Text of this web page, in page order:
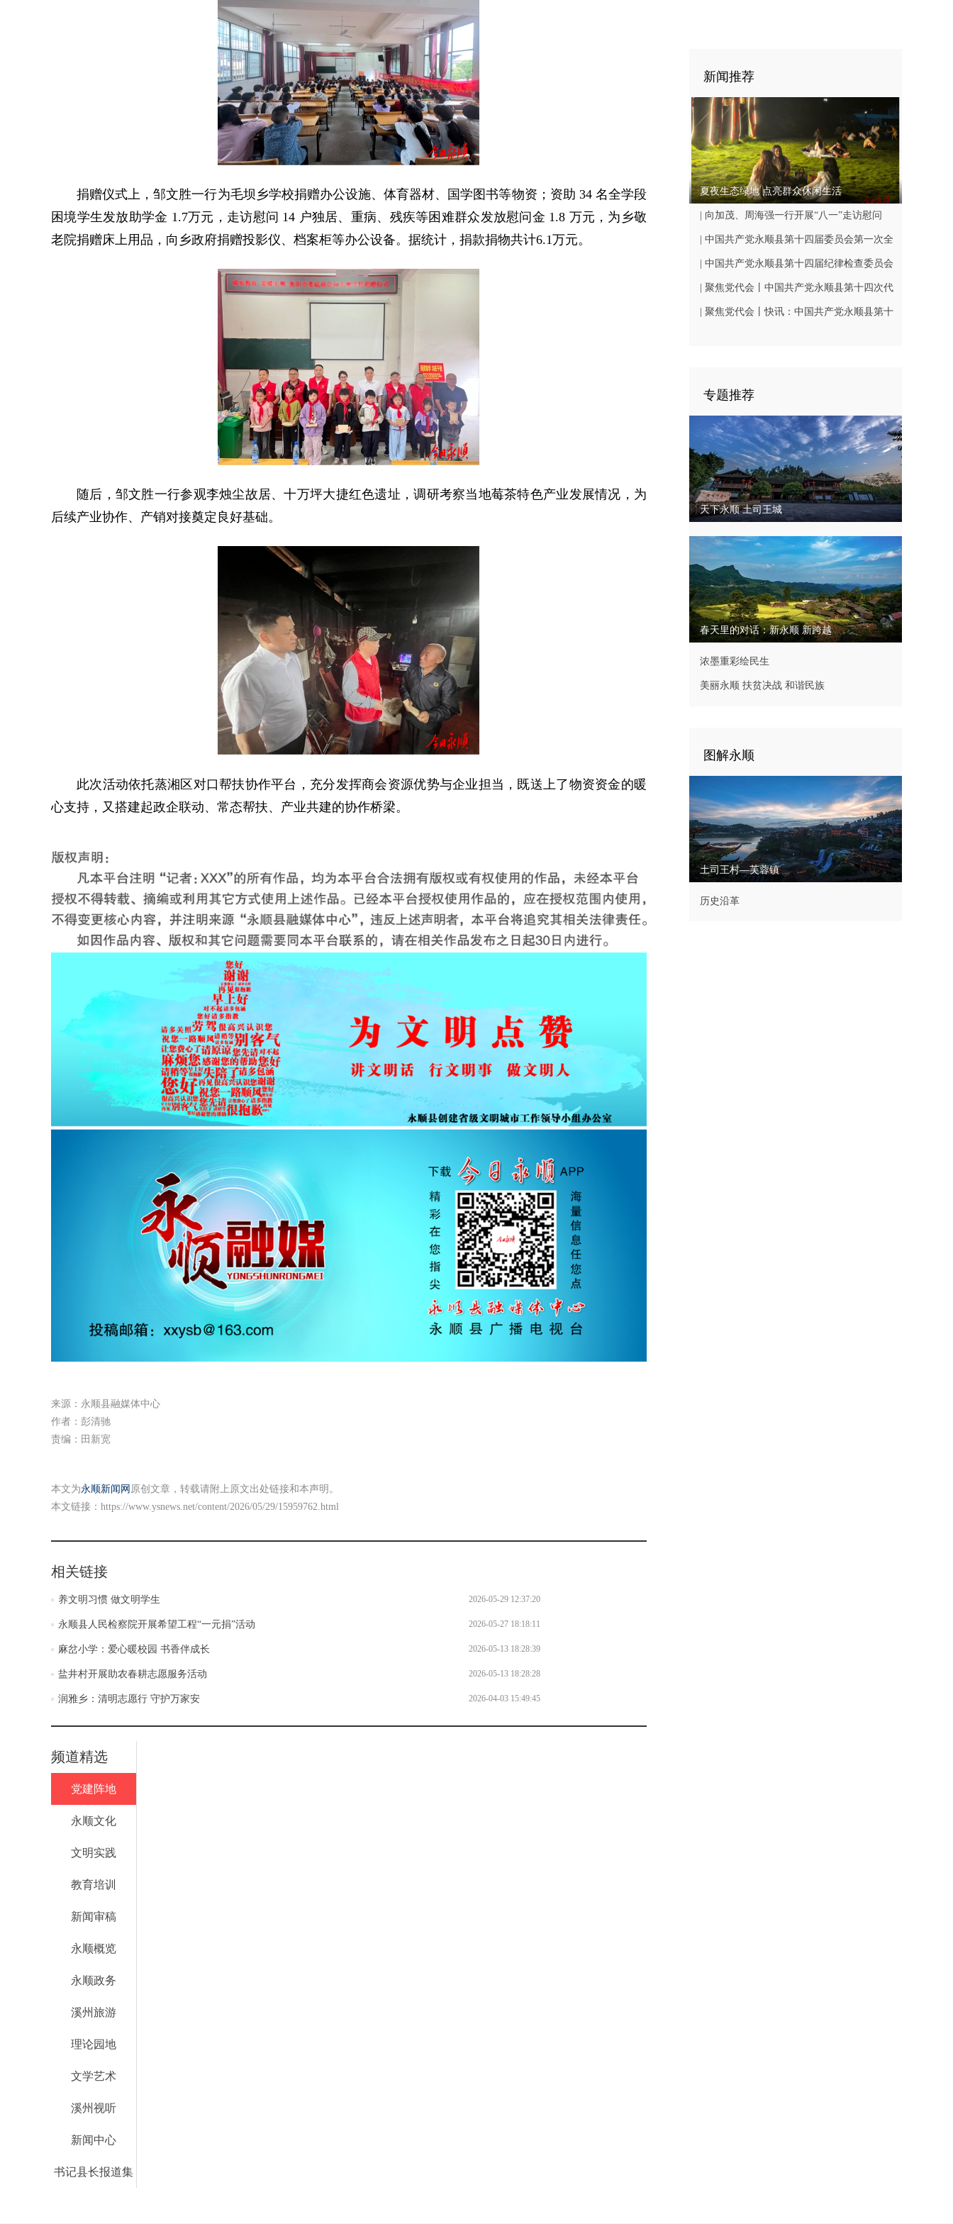
捐赠仪式上，邹文胜一行为毛坝乡学校捐赠办公设施、体育器材、国学图书等物资；资助 34 名全学段
困境学生发放助学金 1.7万元，走访慰问 14 户独居、重病、残疾等困难群众发放慰问金 1.8 万元，为乡敬
老院捐赠床上用品，向乡政府捐赠投影仪、档案柜等办公设备。据统计，捐款捐物共计6.1万元。
随后，邹文胜一行参观李烛尘故居、十万坪大捷红色遗址，调研考察当地莓茶特色产业发展情况，为
后续产业协作、产销对接奠定良好基础。
此次活动依托蒸湘区对口帮扶协作平台，充分发挥商会资源优势与企业担当，既送上了物资资金的暖
心支持，又搭建起政企联动、常态帮扶、产业共建的协作桥梁。
来源：永顺县融媒体中心
作者：彭清驰
责编：田新宽
本文为永顺新闻网 原创文章，转载请附上原文出处链接和本声明。
本文链接： https://www.ysnews.net/content/2026/05/29/15959762.html
相关链接
养文明习惯 做文明学生 2026-05-29 12:37:20
永顺县人民检察院开展希望工程“一元捐”活动 2026-05-27 18:18:11
麻岔小学：爱心暖校园 书香伴成长 2026-05-13 18:28:39
盐井村开展助农春耕志愿服务活动 2026-05-13 18:28:28
润雅乡：清明志愿行 守护万家安 2026-04-03 15:49:45
频道精选
党建阵地
永顺文化
文明实践
教育培训
新闻审稿
永顺概览
永顺政务
溪州旅游
理论园地
文学艺术
溪州视听
新闻中心
书记县长报道集
新闻推荐
夏夜生态绿地 点亮群众休闲生活
| 向加茂、周海强一行开展“八一”走访慰问
| 中国共产党永顺县第十四届委员会第一次全
体会议召开
| 中国共产党永顺县第十四届纪律检查委员会
第一次全体会议召开
| 聚焦党代会丨中国共产党永顺县第十四次代
表大会闭幕
| 聚焦党代会丨快讯：中国共产党永顺县第十
专题推荐
天下永顺 土司王城
春天里的对话：新永顺 新跨越
浓墨重彩绘民生
美丽永顺 扶贫决战 和谐民族
图解永顺
土司王村—芙蓉镇
历史沿革